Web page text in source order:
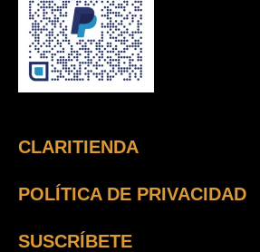
CLARITIENDA
POLÍTICA DE PRIVACIDAD
SUSCRÍBETE